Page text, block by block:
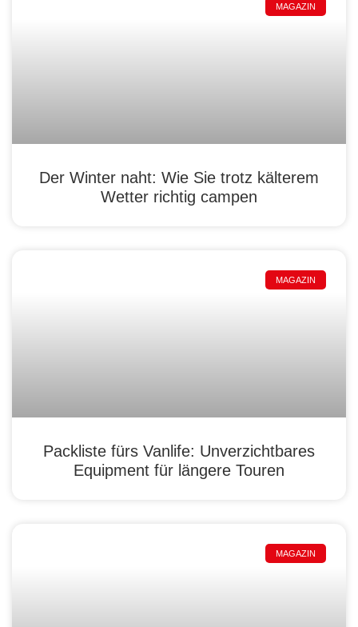
MAGAZIN
Der Winter naht: Wie Sie trotz kälterem
Wetter richtig campen
MAGAZIN
Packliste fürs Vanlife: Unverzichtbares
Equipment für längere Touren
MAGAZIN